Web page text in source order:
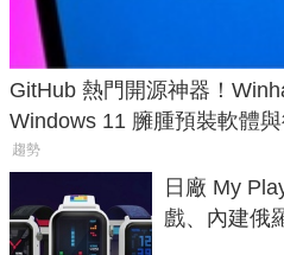
GitHub 熱門開源神器！
Windows 11 臃腫預裝軟體
趨勢
日廠 My
戲、內建俄